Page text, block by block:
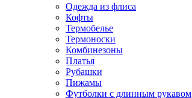
Одежда из флиса
Кофты
Термобелье
Термоноски
Комбинезоны
Платья
Рубашки
Пижамы
Футболки с длинным рукавом